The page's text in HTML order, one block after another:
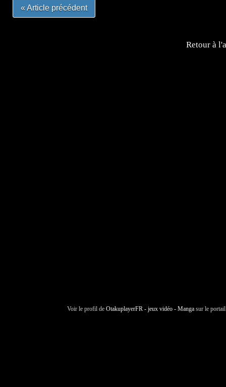
« Article précédent
Retour à
Voir le profil de OtakuplayerFR - jeux vidéo - Manga sur le